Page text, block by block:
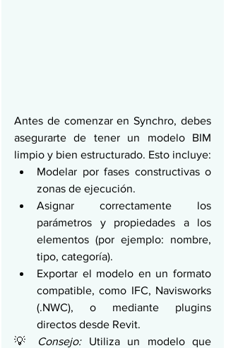
Antes de comenzar en Synchro, debes
asegurarte de tener un modelo BIM
limpio y bien estructurado. Esto incluye:
Modelar por fases constructivas o
zonas de ejecución.
Asignar correctamente los
parámetros y propiedades a los
elementos (por ejemplo: nombre,
tipo, categoría).
Exportar el modelo en un formato
compatible, como IFC, Navisworks
(.NWC), o mediante plugins
directos desde Revit.
💡
Consejo: Utiliza un modelo que